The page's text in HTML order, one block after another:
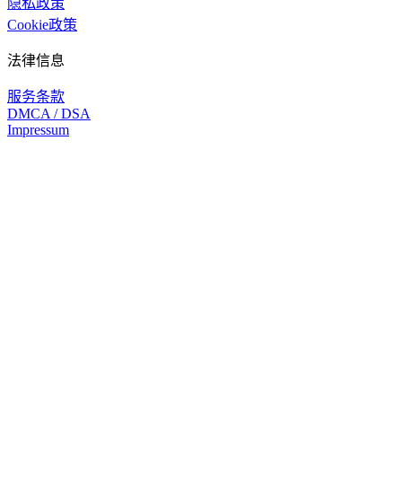
Cookie政策
法律信息
服务条款
DMCA / DSA
Impressum